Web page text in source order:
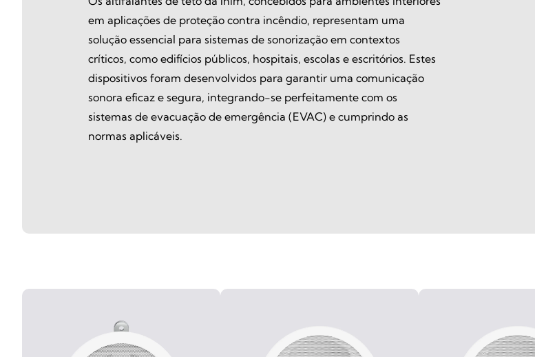
em aplicações de proteção contra incêndio, representam uma
solução essencial para sistemas de sonorização em contextos
críticos, como edifícios públicos, hospitais, escolas e escritórios. Estes
dispositivos foram desenvolvidos para garantir uma comunicação
sonora eficaz e segura, integrando-se perfeitamente com os
sistemas de evacuação de emergência (EVAC) e cumprindo as
normas aplicáveis.